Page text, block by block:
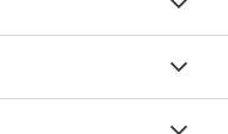
Materialkosten